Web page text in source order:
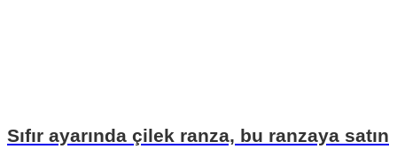
Sıfır ayarında çilek ranza, bu ranzaya satın